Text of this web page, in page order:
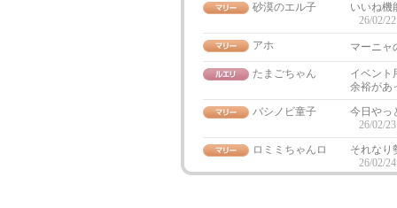
砂漠のエル子
いいね機
26/02/
アホ
マーニャ
たまごちゃん
イベント
余裕があ
バシノビ童子
今日やっ
26/02/
ロミミちゃんロ
それなり
26/02/